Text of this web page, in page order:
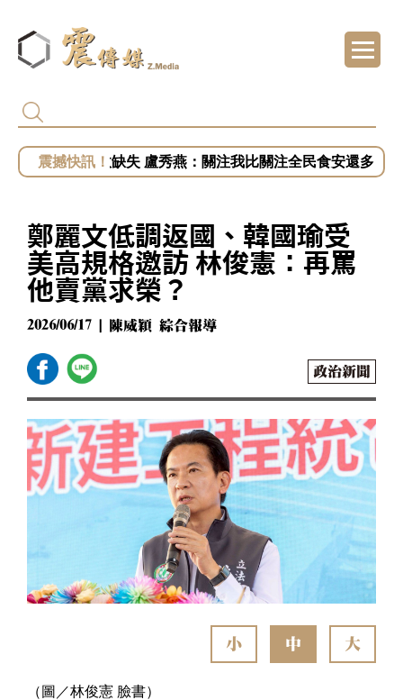
慈濟遭詐騙10.6億！陳時中籲道歉 蔣萬安：
鄭麗文低調返國、韓國瑜受
美高規格邀訪 林俊憲：再罵
他賣黨求榮？
2026/06/17 | 陳威穎 綜合報導
政治新聞
小 中 大
（圖／林俊憲 臉書）